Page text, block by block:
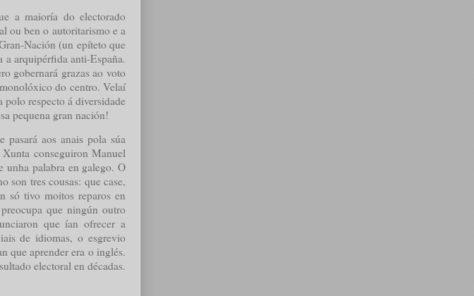
a maioría do electorado
ou ben o autoritarismo e a
Nación (un epíteto que
a arquipérfida anti-España.
gobernará grazas ao voto
do centro. Velaí
respecto á diversidade
pequena gran nación!
pasará aos anais pola súa
conseguiron Manuel
unha palabra en galego. O
son tres cousas: que case,
só tivo moitos reparos en
que ningún outro
que ían ofrecer a
de idiomas, o esgrevio
que aprender era o inglés.
electoral en décadas.